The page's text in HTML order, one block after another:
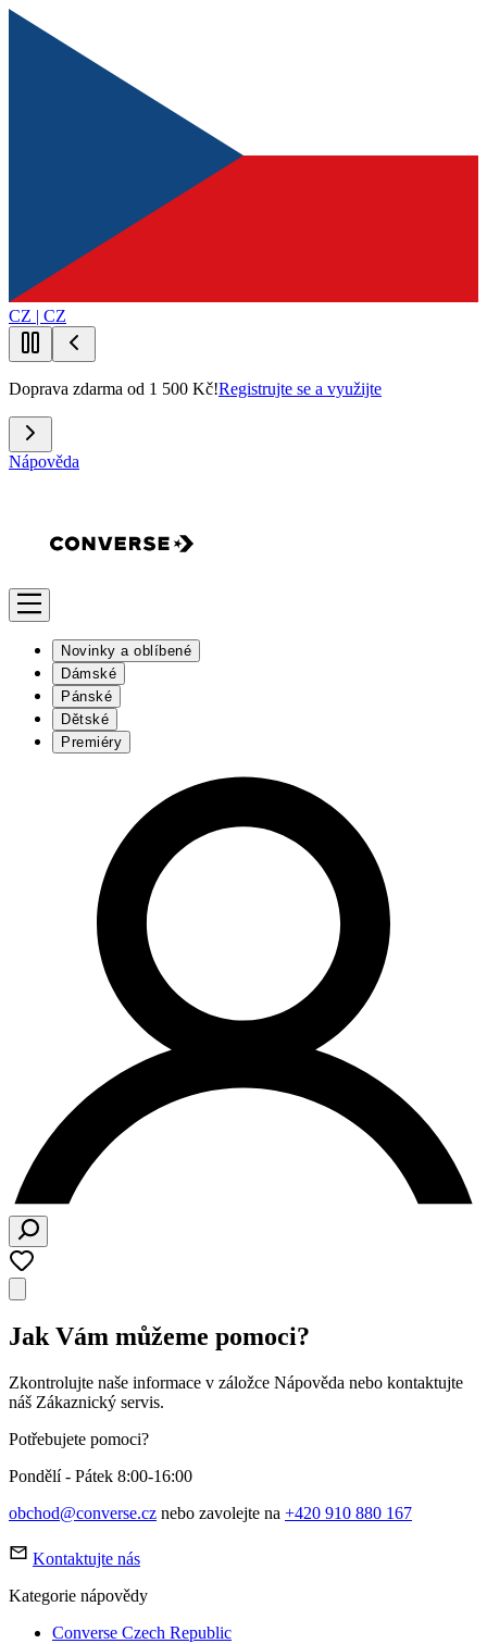
CZ | CZ
Doprava zdarma od 1 500 Kč!Registrujte se a využijte
Nápověda
Novinky a oblíbené
Dámské
Pánské
Dětské
Premiéry
Jak Vám můžeme pomoci?
Zkontrolujte naše informace v záložce Nápověda nebo kontaktujte
náš Zákaznický servis.
Potřebujete pomoci?
Pondělí - Pátek 8:00-16:00
obchod@converse.cz nebo zavolejte na +420 910 880 167
Kontaktujte nás
Kategorie nápovědy
Converse Czech Republic